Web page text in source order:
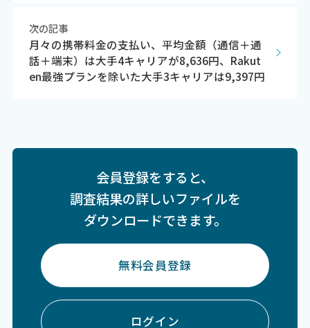
次の記事
月々の携帯料金の支払い、平均金額（通信＋通
話＋端末）は大手4キャリアが8,636円、Rakut
en最強プランを除いた大手3キャリアは9,397円
会員登録をすると、
調査結果の詳しいファイルを
ダウンロードできます。
無料会員登録
ログイン